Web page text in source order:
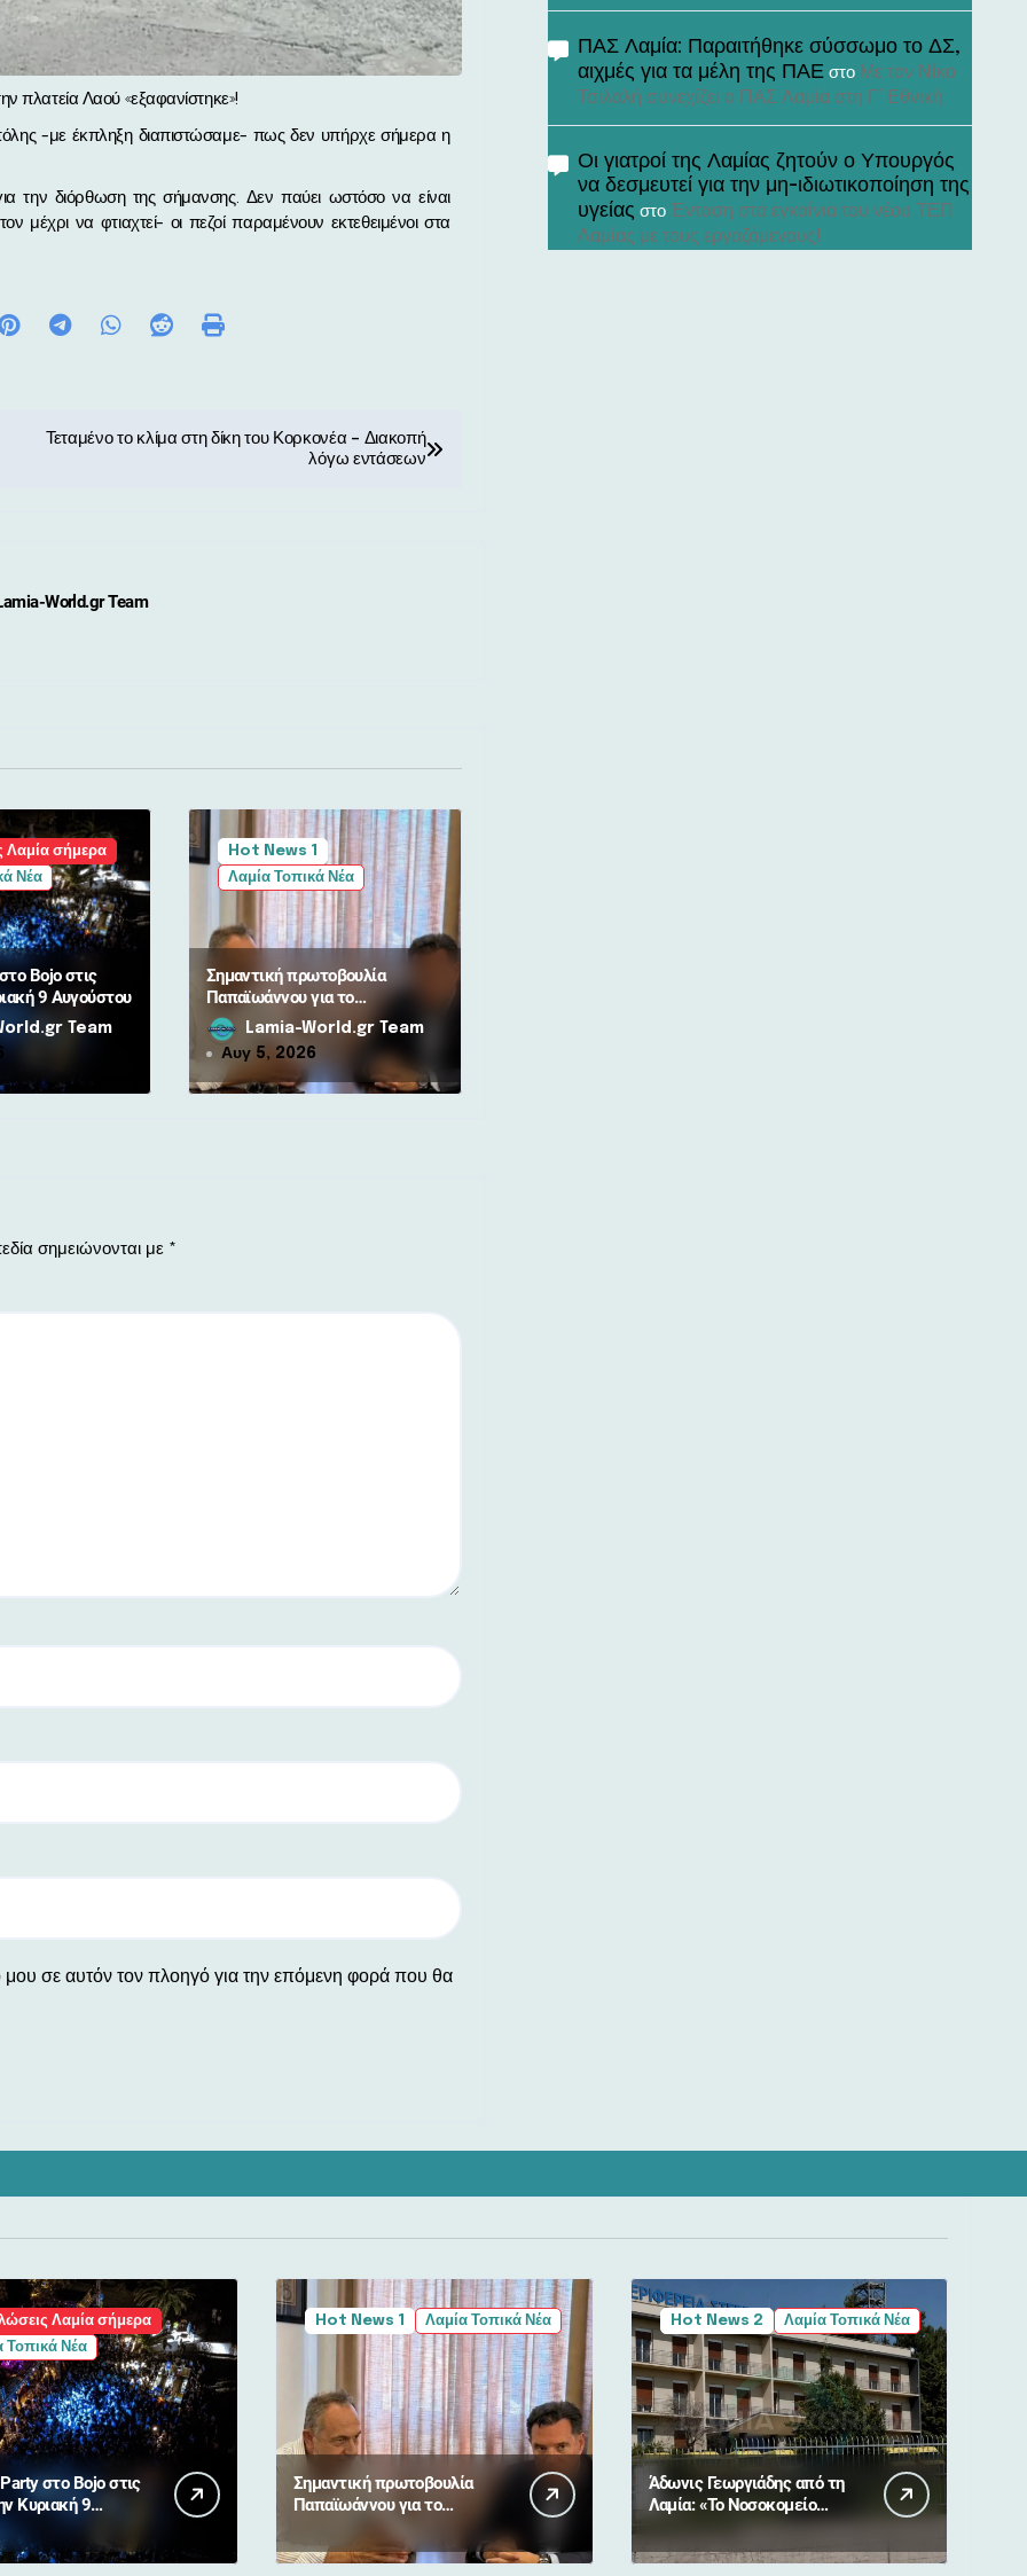
πλατεία Λαού «εξαφανίστηκε»!
-με έκπληξη διαπιστώσαμε- πως δεν υπήρχε σήμερα η
την διόρθωση της σήμανσης. Δεν παύει ωστόσο να είναι
μέχρι να φτιαχτεί- οι πεζοί παραμένουν εκτεθειμένοι στα
Τεταμένο το κλίμα στη δίκη του Κορκονέα – Διακοπή
λόγω εντάσεων
World.gr Team
Λαμία σήμερα
Νέα
Bojo στις
9 Αυγούστου
Team
Hot News 1
Λαμία Τοπικά Νέα
Σημαντική πρωτοβουλία
Παπαϊωάννου για το
Νοσοκομείο Λαμίας: Καλύπτει
ιδιωτικά το κόστος γιατρών για
δύο χρόνια
Lamia-World.gr Team
Αυγ 5, 2026
σημειώνονται με *
σε αυτόν τον πλοηγό για την επόμενη φορά που θα
ΠΑΣ Λαμία: Παραιτήθηκε σύσσωμο το ΔΣ,
αιχμές για τα μέλη της ΠΑΕ στο Με τον Νίκο
Τσιλαλή συνεχίζει ο ΠΑΣ Λαμία στη Γ’ Εθνική
Οι γιατροί της Λαμίας ζητούν ο Υπουργός
να δεσμευτεί για την μη-ιδιωτικοποίηση της
υγείας στο Ένταση στα εγκαίνια του νέου ΤΕΠ
Λαμίας με τους εργαζόμενους!
Λαμία σήμερα
Τοπικά Νέα
στο Bojo στις
Κυριακή 9
Hot News 1 Λαμία Τοπικά Νέα
Σημαντική πρωτοβουλία
Παπαϊωάννου για το
Καλύπτει ιδιωτικά το κόστος
γιατρών για δύο χρόνια
Hot News 2 Λαμία Τοπικά Νέα
Άδωνις Γεωργιάδης από τη
Λαμία: «Το Νοσοκομείο
Λαμίας εξελίσσεται σε
πρότυπο»